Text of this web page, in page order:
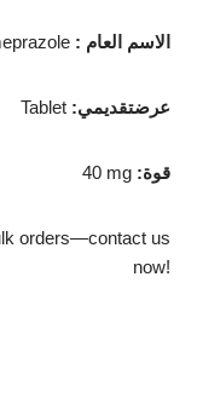
: الاسم العام
Tablet :عرضتقديمي
40 mg :قوة
orders—contact us
now!